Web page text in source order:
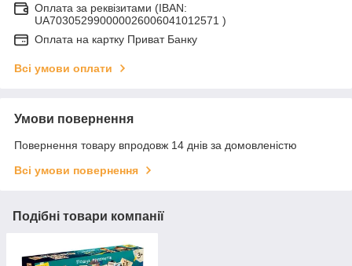
Оплата за реквізитами (IBAN:
UA703052990000026006041012571 )
Оплата на картку Приват Банку
Всі умови оплати
Умови повернення
Повернення товару впродовж 14 днів за домовленістю
Всі умови повернення
Подібні товари компанії